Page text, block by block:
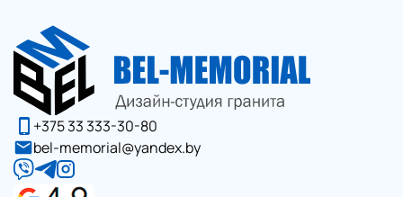
+375 33 333-30-80
bel-memorial@yandex.by